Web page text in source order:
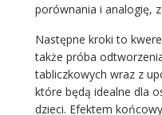
porównania i analogię,
Następne kroki to
także próba
tabliczkowych wraz z
które będą idealne dla
dzieci. Efektem